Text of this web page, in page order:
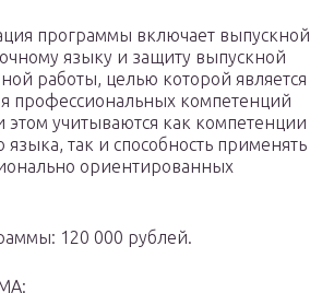
программы включает выпускной
языку и защиту выпускной
работы, целью которой является
профессиональных компетенций
этом учитываются как компетенции
так и способность применять
ориентированных
120 000 рублей.